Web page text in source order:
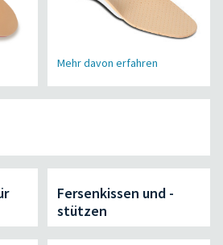
Mehr davon erfahren
Fersenkissen und -
stützen